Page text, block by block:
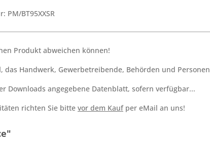
PM/BT95XXSR
Produkt abweichen können!
Handwerk, Gewerbetreibende, Behörden und
Downloads angegebene Datenblatt, sofern verfügbar...
richten Sie bitte vor dem Kaufper eMail an uns!